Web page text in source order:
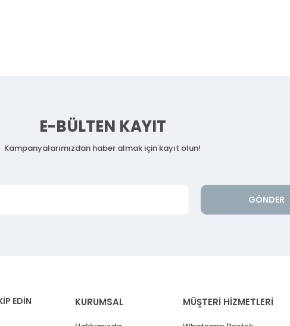
E-BÜLTEN KAYIT
Kampanyalarımızdan haber almak için kayıt olun!
GÖNDER
EDİN KURUMSAL MÜŞTERİ HİZMETLERİ